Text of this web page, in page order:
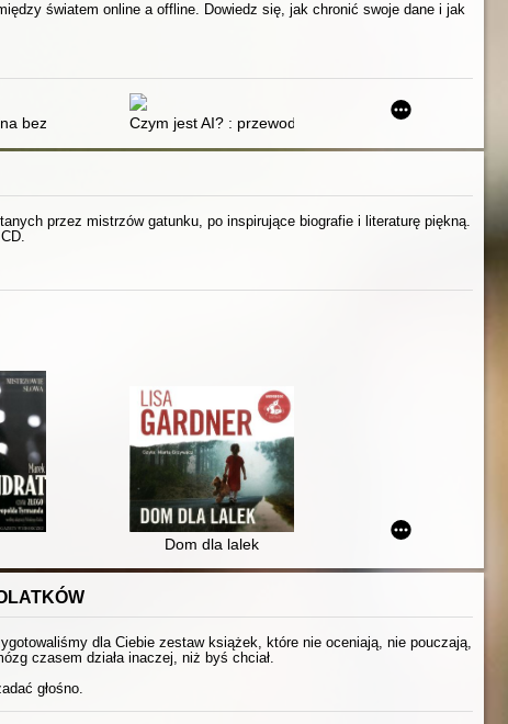
światem online a offline. Dowiedz się, jak chronić swoje dane i jak
mediów i ich wpływie na nasze zdrowie oraz życie naszych dzieci
bez amunicji Czym jest AI? : przewodnik dla dociekliwych po
przez mistrzów gatunku, po inspirujące biografie i literaturę piękną.
Dom dla lalek
dla Ciebie zestaw książek, które nie oceniają, nie pouczają,
czasem działa inaczej, niż byś chciał.
głośno.